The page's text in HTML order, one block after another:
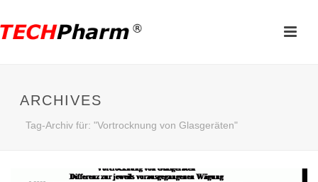
ARCHIVES
Tag-Archiv für: "Vortrocknung von Glasgeräten"